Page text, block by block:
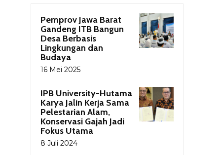
Pemprov Jawa Barat
Gandeng ITB Bangun
Desa Berbasis
Lingkungan dan
Budaya
16 Mei 2025
IPB University-Hutama
Karya Jalin Kerja Sama
Pelestarian Alam,
Konservasi Gajah Jadi
Fokus Utama
8 Juli 2024